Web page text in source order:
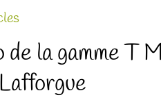
la gamme T